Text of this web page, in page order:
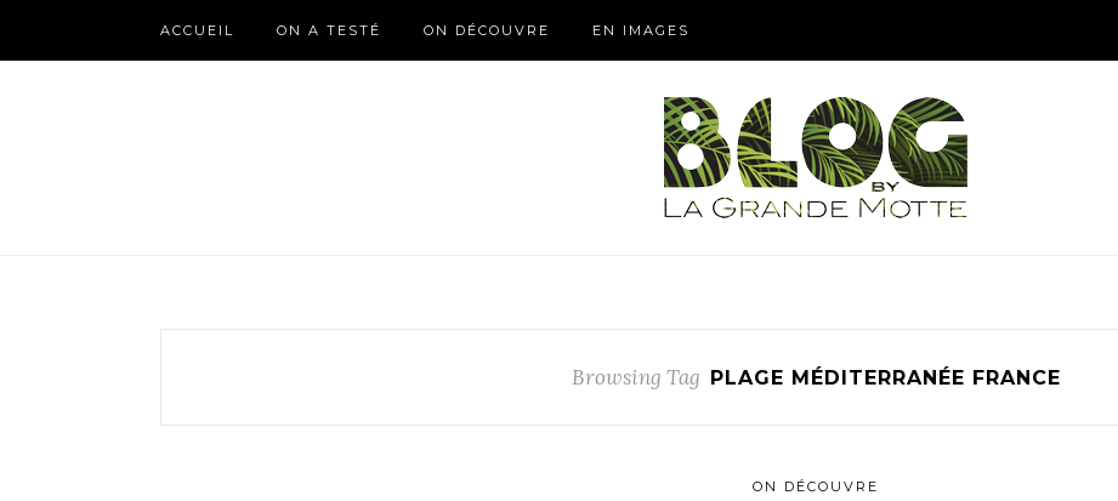
ACCUEIL ON A TESTÉ ON DÉCOUVRE EN IMAGES
Browsing Tag PLAGE MÉDITERRANÉE FRANCE
ON DÉCOUVRE